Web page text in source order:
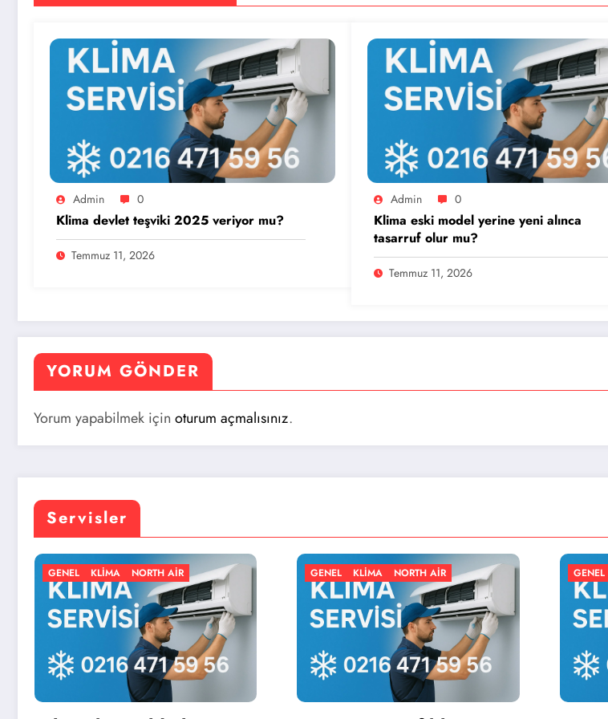
Admin 0
Klima devlet teşviki 2025 veriyor mu?
Temmuz 11, 2026
Admin 0
Klima eski model yerine yeni alınca
tasarruf olur mu?
Temmuz 11, 2026
YORUM GÖNDER
Yorum yapabilmek için oturum açmalısınız.
Servisler
GENEL KLIMA NORTH AIR GENEL KLIMA NORTH AIR